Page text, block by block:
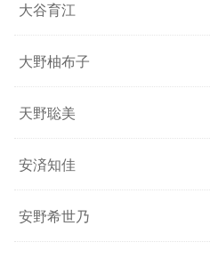
大谷育江
大野柚布子
天野聡美
安済知佳
安野希世乃